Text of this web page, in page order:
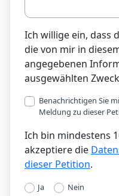
Ich willige ein, dass
die von mir in
angegebenen
ausgewählten
Benachrichtigen Sie
Meldung zu dieser
Ich bin mindestens
akzeptiere die
dieser Petition.
Ja Nein